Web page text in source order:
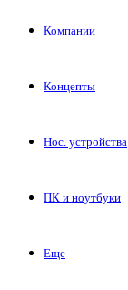
Компании
Концепты
Нос. устройства
ПК и ноутбуки
Еще